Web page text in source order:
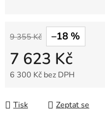
9 355 Kč –18 %
7 623 Kč
6 300 Kč bez DPH
Tisk
Zeptat se